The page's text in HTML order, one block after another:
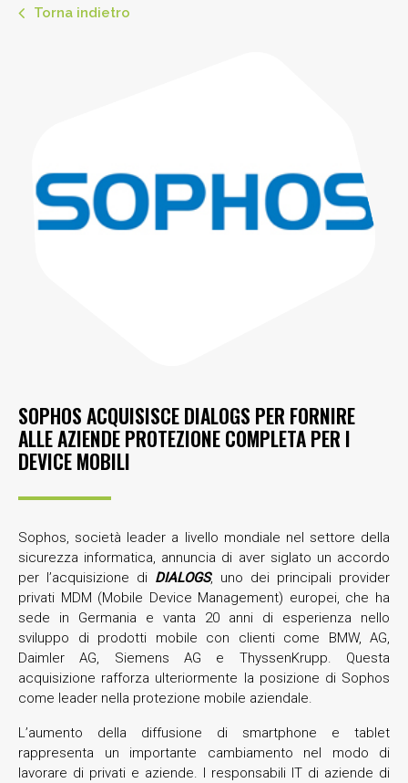
Torna indietro
SOPHOS ACQUISISCE DIALOGS PER FORNIRE
ALLE AZIENDE PROTEZIONE COMPLETA PER I
DEVICE MOBILI
Sophos, società leader a livello mondiale nel settore della
sicurezza informatica, annuncia di aver siglato un accordo
per l’acquisizione di DIALOGS, uno dei principali provider
privati MDM (Mobile Device Management) europei, che ha
sede in Germania e vanta 20 anni di esperienza nello
sviluppo di prodotti mobile con clienti come BMW, AG,
Daimler AG, Siemens AG e ThyssenKrupp. Questa
acquisizione rafforza ulteriormente la posizione di Sophos
come leader nella protezione mobile aziendale.
L’aumento della diffusione di smartphone e tablet
rappresenta un importante cambiamento nel modo di
lavorare di privati e aziende. I responsabili IT di aziende di